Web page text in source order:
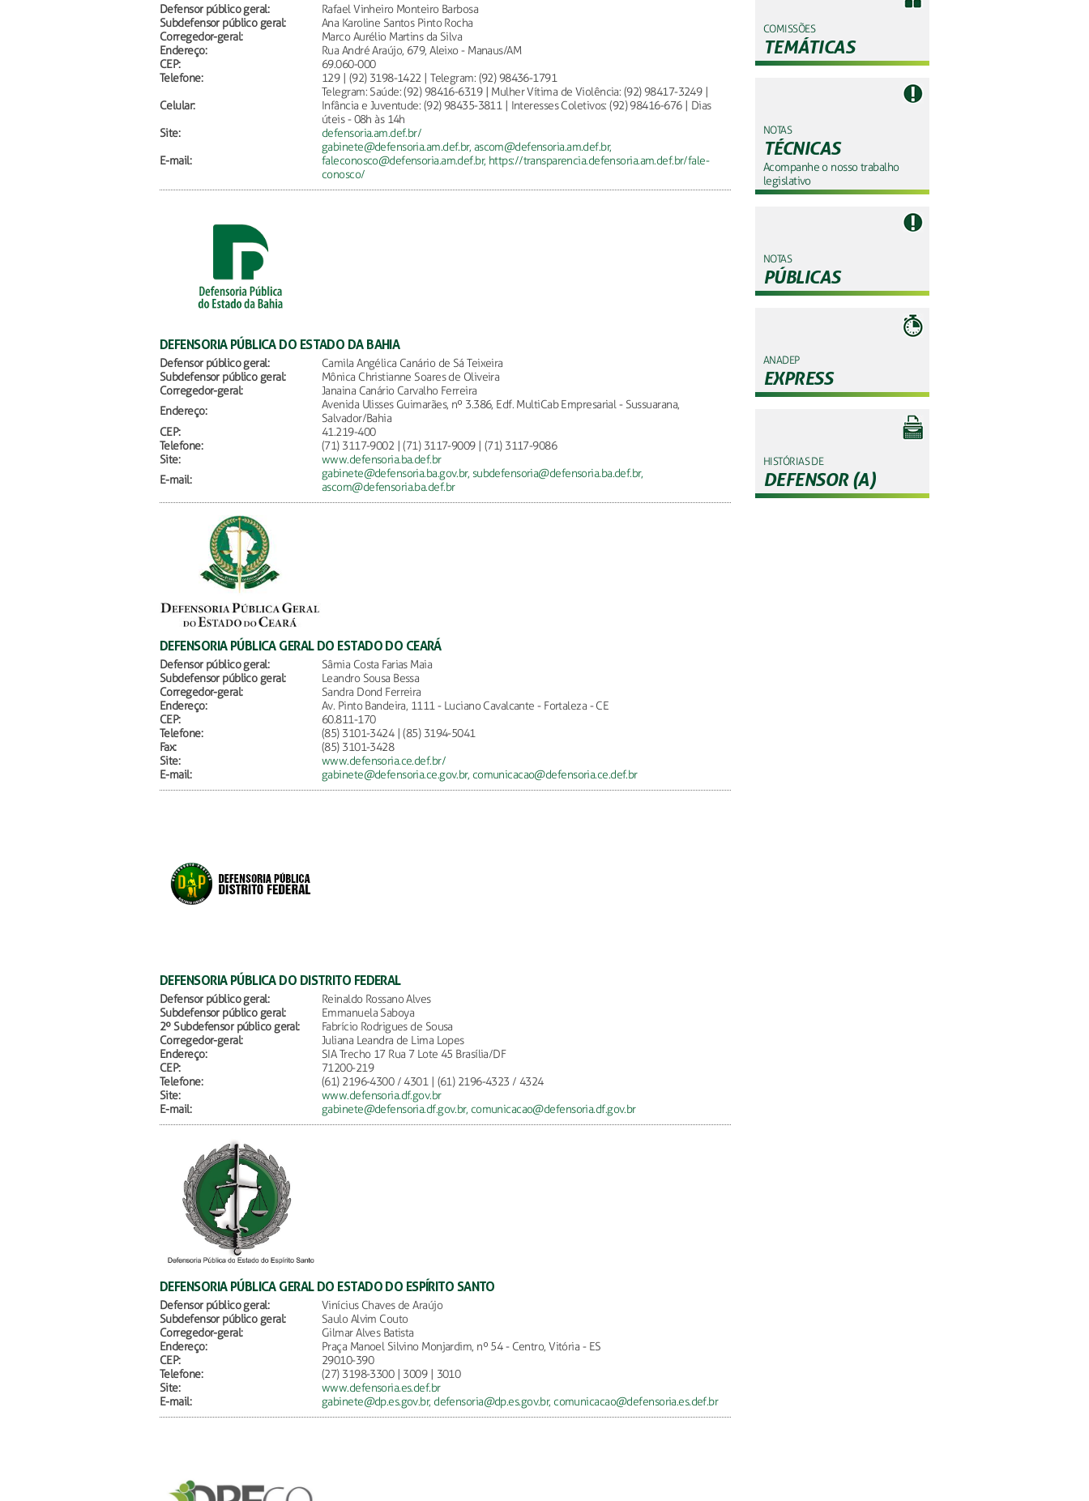
Defensor público geral:
Rafael Vinheiro Monteiro Barbosa
Subdefensor público geral:
Ana Karoline Santos Pinto Rocha
Corregedor-geral:
Marco Aurélio Martins da Silva
Endereço:
Rua André Araújo, 679, Aleixo - Manaus/AM
CEP:
69.060-000
Telefone:
129 | (92) 3198-1422 | Telegram: (92) 98436-1791
Celular:
Telegram: Saúde: (92) 98416-6319 | Mulher Vítima de Violência: (92) 98417-3249 |
Infância e Juventude: (92) 98435-3811 | Interesses Coletivos: (92) 98416-676 | Dias
úteis - 08h às 14h
Site:
defensoria.am.def.br/
E-mail:
gabinete@defensoria.am.def.br, ascom@defensoria.am.def.br,
faleconosco@defensoria.am.def.br, https://transparencia.defensoria.am.def.br/fale-
conosco/
DEFENSORIA PÚBLICA DO ESTADO DA BAHIA
Defensor público geral:
Camila Angélica Canário de Sá Teixeira
Subdefensor público geral:
Mônica Christianne Soares de Oliveira
Corregedor-geral:
Janaina Canário Carvalho Ferreira
Endereço:
Avenida Ulisses Guimarães, nº 3.386, Edf. MultiCab Empresarial - Sussuarana,
Salvador/Bahia
CEP:
41.219-400
Telefone:
(71) 3117-9002 | (71) 3117-9009 | (71) 3117-9086
Site:
www.defensoria.ba.def.br
E-mail:
gabinete@defensoria.ba.gov.br, subdefensoria@defensoria.ba.def.br,
ascom@defensoria.ba.def.br
DEFENSORIA PÚBLICA GERAL DO ESTADO DO CEARÁ
Defensor público geral:
Sâmia Costa Farias Maia
Subdefensor público geral:
Leandro Sousa Bessa
Corregedor-geral:
Sandra Dond Ferreira
Endereço:
Av. Pinto Bandeira, 1111 - Luciano Cavalcante - Fortaleza - CE
CEP:
60.811-170
Telefone:
(85) 3101-3424 | (85) 3194-5041
Fax:
(85) 3101-3428
Site:
www.defensoria.ce.def.br/
E-mail:
gabinete@defensoria.ce.gov.br, comunicacao@defensoria.ce.def.br
DEFENSORIA PÚBLICA DO DISTRITO FEDERAL
Defensor público geral:
Reinaldo Rossano Alves
Subdefensor público geral:
Emmanuela Saboya
2º Subdefensor público geral:
Fabrício Rodrigues de Sousa
Corregedor-geral:
Juliana Leandra de Lima Lopes
Endereço:
SIA Trecho 17 Rua 7 Lote 45 Brasília/DF
CEP:
71200-219
Telefone:
(61) 2196-4300 / 4301 | (61) 2196-4323 / 4324
Site:
www.defensoria.df.gov.br
E-mail:
gabinete@defensoria.df.gov.br, comunicacao@defensoria.df.gov.br
DEFENSORIA PÚBLICA GERAL DO ESTADO DO ESPÍRITO SANTO
Defensor público geral:
Vinícius Chaves de Araújo
Subdefensor público geral:
Saulo Alvim Couto
Corregedor-geral:
Gilmar Alves Batista
Endereço:
Praça Manoel Silvino Monjardim, nº 54 - Centro, Vitória - ES
CEP:
29010-390
Telefone:
(27) 3198-3300 | 3009 | 3010
Site:
www.defensoria.es.def.br
E-mail:
gabinete@dp.es.gov.br, defensoria@dp.es.gov.br, comunicacao@defensoria.es.def.br
COMISSÕES
TEMÁTICAS
NOTAS
TÉCNICAS
Acompanhe o nosso trabalho
legislativo
NOTAS
PÚBLICAS
ANADEP
EXPRESS
HISTÓRIAS DE
DEFENSOR (A)